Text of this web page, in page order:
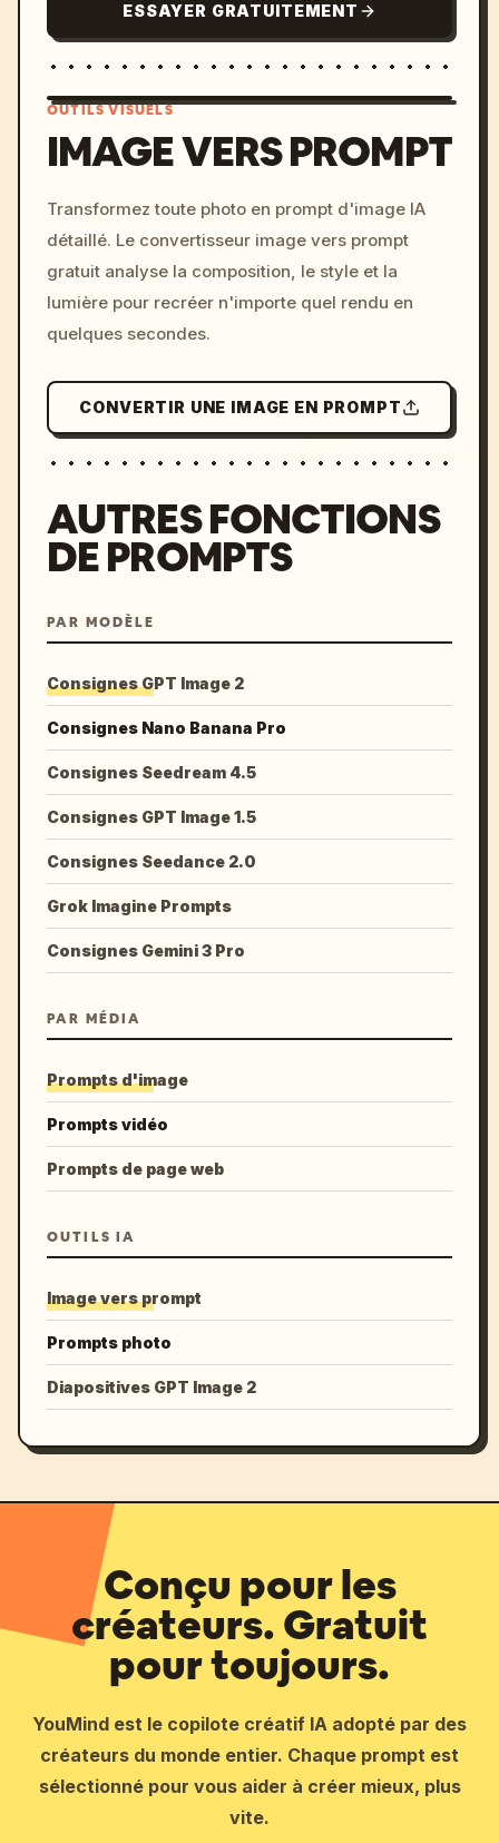
ESSAYER GRATUITEMENT
c, cyberpunk sunset, neon
colors, 8k --v 6.0
OUTILS VISUELS
IMAGE VERS PROMPT
Transformez toute photo en prompt d'image IA
détaillé. Le convertisseur image vers prompt
gratuit analyse la composition, le style et la
lumière pour recréer n'importe quel rendu en
quelques secondes.
CONVERTIR UNE IMAGE EN PROMPT
AUTRES FONCTIONS
DE PROMPTS
PAR MODÈLE
Consignes GPT Image 2
Consignes Nano Banana Pro
Consignes Seedream 4.5
Consignes GPT Image 1.5
Consignes Seedance 2.0
Grok Imagine Prompts
Consignes Gemini 3 Pro
PAR MÉDIA
Prompts d'image
Prompts vidéo
Prompts de page web
OUTILS IA
Image vers prompt
Prompts photo
Diapositives GPT Image 2
Conçu pour les
créateurs. Gratuit
pour toujours.
YouMind est le copilote créatif IA adopté par des
créateurs du monde entier. Chaque prompt est
sélectionné pour vous aider à créer mieux, plus
vite.